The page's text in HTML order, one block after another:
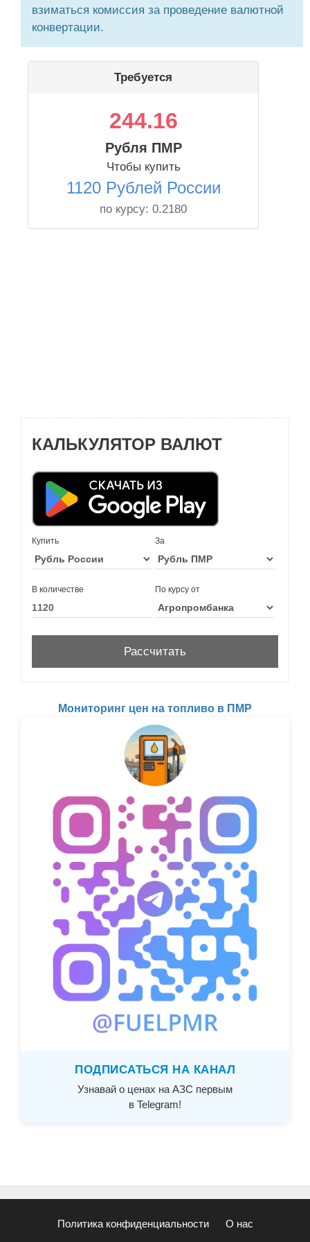
взиматься комиссия за проведение валютной
конвертации.
Требуется
244.16
Рубля ПМР
Чтобы купить
1120 Рублей России
по курсу: 0.2180
КАЛЬКУЛЯТОР ВАЛЮТ
Купить За
В количестве По курсу от
Мониторинг цен на топливо в ПМР
ПОДПИСАТЬСЯ НА КАНАЛ
Узнавай о ценах на АЗС первым
в Telegram!
Политика конфиденциальности О нас